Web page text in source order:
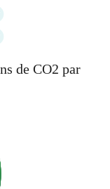
de CO2 par